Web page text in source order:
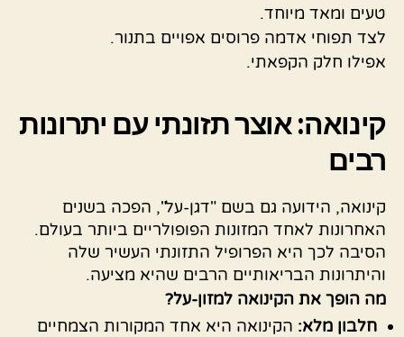
טעים ומאד מיוחד.
לצד תפוחי אדמה פרוסים אפויים בתנור.
אפילו חלק הקפאתי.
קינואה: אוצר תזונתי עם יתרונות
רבים
קינואה, הידועה גם בשם "דגן-על", הפכה בשנים
האחרונות לאחד המזונות הפופולריים ביותר בעולם.
הסיבה לכך היא הפרופיל התזונתי העשיר שלה
והיתרונות הבריאותיים הרבים שהיא מציעה.
מה הופך את הקינואה למזון-על?
חלבון מלא: הקינואה היא אחד המקורות הצמחיים